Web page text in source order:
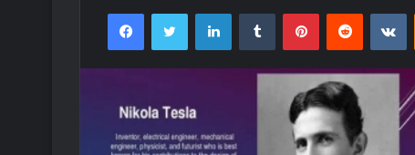
FacebookTwitter LinkedInTumblr PinterestReddit